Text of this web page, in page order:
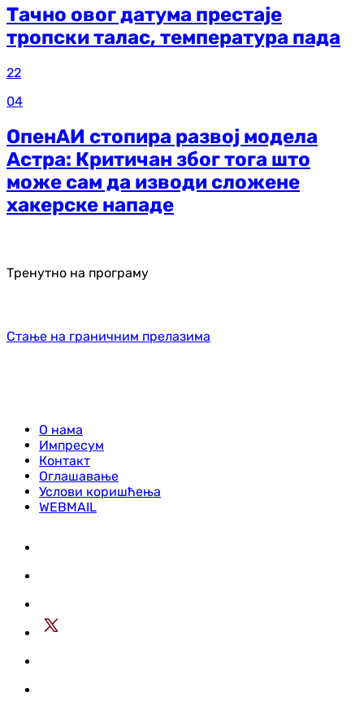
Тачно овог датума престаје
тропски талас, температура пада
22
04
ОпенАИ стопира развој модела
Астра: Критичан због тога што
може сам да изводи сложене
хакерске нападе
Тренутно на програму
Стање на граничним прелазима
О нама
Импресум
Контакт
Оглашавање
Услови коришћења
WEBMAIL